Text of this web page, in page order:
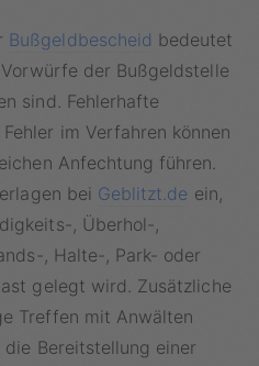
Bußgeldbescheid bedeutet
der Bußgeldstelle
sind. Fehlerhafte
im Verfahren können
Anfechtung führen.
bei Geblitzt.de ein,
, Überhol-,
, Halte-, Park- oder
gelegt wird. Zusätzliche
Treffen mit Anwälten
Bereitstellung einer